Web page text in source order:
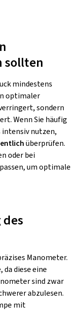
sollten
mindestens
optimaler
sondern
Wenn Sie häufig
intensiv nutzen,
überprüfen.
oder bei
um optimale
Manometer.
diese eine
sind zwar
abzulesen.
mit